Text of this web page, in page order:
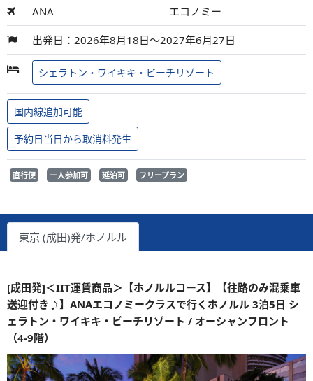
ANA エコノミー
出発日：2026年8月18日～2027年6月27日
シェラトン・ワイキキ・ビーチリゾート
国内線追加可能
予約日当日から取消料発生
直行便 一人参加可 延泊可 フリープラン
東京 (成田)発/ホノルル
[成田発]＜IIT運賃商品＞【ホノルルコース】【往路のみ混乗車
送迎付き♪】ANAエコノミークラスで行くホノルル 3泊5日 シ
ェラトン・ワイキキ・ビーチリゾート / オーシャンフロント
（4-9階）